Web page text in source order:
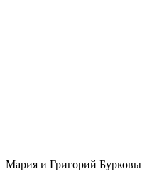
Мария и Григорий Бурковы